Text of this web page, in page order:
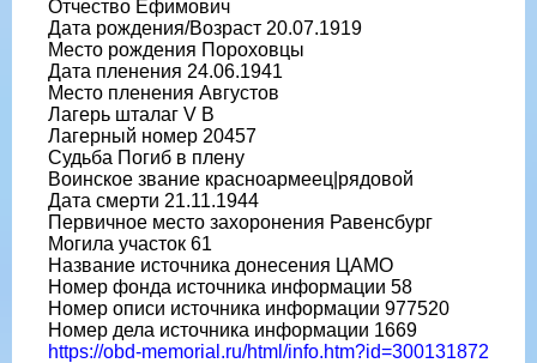
Отчество Ефимович
Дата рождения/Возраст 20.07.1919
Место рождения Пороховцы
Дата пленения 24.06.1941
Место пленения Августов
Лагерь шталаг V B
Лагерный номер 20457
Судьба Погиб в плену
Воинское звание красноармеец|рядовой
Дата смерти 21.11.1944
Первичное место захоронения Равенсбург
Могила участок 61
Название источника донесения ЦАМО
Номер фонда источника информации 58
Номер описи источника информации 977520
Номер дела источника информации 1669
https://obd-memorial.ru/html/info.htm?id=300131872